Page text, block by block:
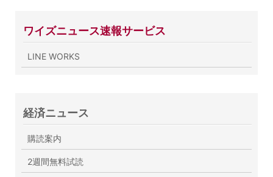
ワイズニュース速報サービス
LINE WORKS
経済ニュース
購読案内
2週間無料試読